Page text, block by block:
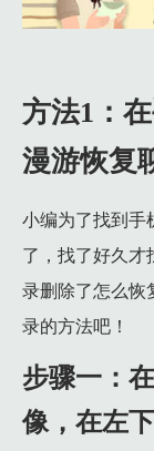
方法1：
漫游恢复
小编为了找到手
了，找了好久才
录删除了怎么恢
录的方法吧！
步骤一：
像，在左